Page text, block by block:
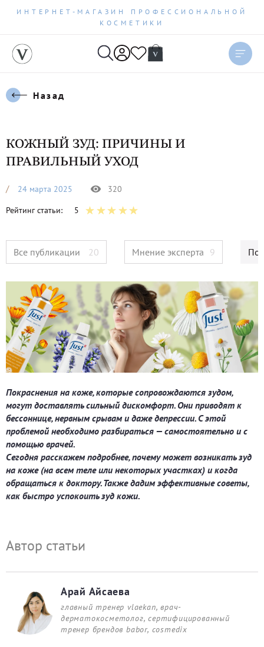
ИНТЕРНЕТ-МАГАЗИН ПРОФЕССИОНАЛЬНОЙ
КОСМЕТИКИ
Назад
КОЖНЫЙ ЗУД: ПРИЧИНЫ И
ПРАВИЛЬНЫЙ УХОД
24 марта 2025 320
Рейтинг статьи: 5
Все публикации 20 Мнение эксперта 9
Покраснения на коже, которые сопровождаются зудом,
могут доставлять сильный дискомфорт. Они приводят к
бессоннице, нервным срывам и даже депрессии. С этой
проблемой необходимо разбираться — самостоятельно и с
помощью врачей.
Сегодня расскажем подробнее, почему может возникать зуд
на коже (на всем теле или некоторых участках) и когда
обращаться к доктору. Также дадим эффективные советы,
как быстро успокоить зуд кожи.
Автор статьи
Арай Айсаева
главный тренер vlaekan, врач-
дерматокосметолог, сертифицированный
тренер брендов babor, cosmedix